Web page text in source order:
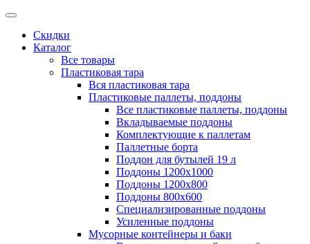
Скидки
Каталог
Все товары
Пластиковая тара
Вся пластиковая тара
Пластиковые паллеты, поддоны
Все пластиковые паллеты, поддоны
Вкладываемые поддоны
Комплектующие к паллетам
Паллетные борта
Поддон для бутылей 19 л
Поддоны 1200х1000
Поддоны 1200х800
Поддоны 800х600
Специализированные поддоны
Усиленные поддоны
Мусорные контейнеры и баки